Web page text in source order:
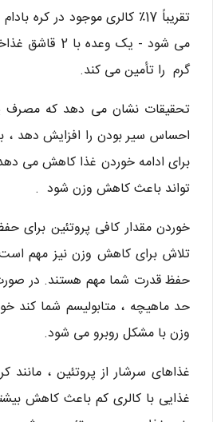
تقریباً 17٪ کالری موجود در کره
گرم را تأمین می کند.
تحقیقات نشان می دهد که مصرف
احساس سیر بودن را افزایش دهد ،
برای ادامه خوردن غذا کاهش می
تواند باعث کاهش وزن شود .
خوردن مقدار کافی پروتئین برای
تلاش برای کاهش وزن نیز مهم است
حفظ قدرت شما مهم هستند. در
حد ماهیچه ، متابولیسم شما کند
وزن با مشکل روبرو می شود.
غذاهای سرشار از پروتئین ، مانند
غذایی با کالری کم باعث کاهش